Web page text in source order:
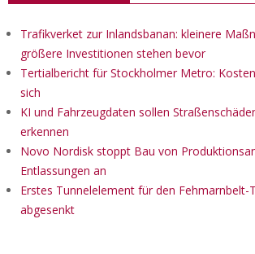
Trafikverket zur Inlandsbanan: kleinere
größere Investitionen stehen bevor
Tertialbericht für Stockholmer Metro:
sich
KI und Fahrzeugdaten sollen
erkennen
Novo Nordisk stoppt Bau von
Entlassungen an
Erstes Tunnelelement für den Fehmarnbelt-
abgesenkt